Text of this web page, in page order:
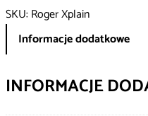
SKU: Roger Xplain
Informacje dodatkowe
INFORMACJE